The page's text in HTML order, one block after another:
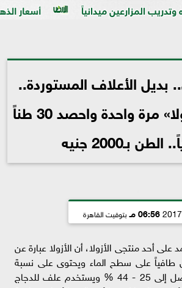
أسعار الذهب في مصر فى ميدانياً
الأعلاف المستوردة..
أزرع فدان «أزولا» مرة واحدة واحصد 30 طناً
بـ2000 جنيه
06:56 مـ بتوقيت القاهرة
أحد منتجى الأزولا، أن الأزولا عبارة عن
على سطح الماء ويحتوى على نسبة
عالية من البروتين تصل إلى 25 - 44 % ويستخدم علف للدجاج